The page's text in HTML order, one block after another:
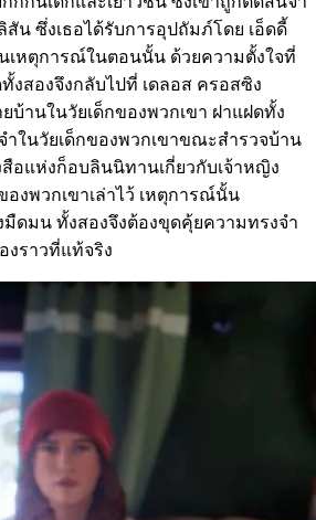
น ซึ่งเธอได้รับการอุปถัมภ์โดย เอ็ดดี้
เหตุการณ์ในตอนนั้น ด้วยความตั้งใจที่
งสองจึงกลับไปที่ เดลอส ครอสซิง
ยบ้านในวัยเด็กของพวกเขา ฝาแฝดทั้ง
ำในวัยเด็กของพวกเขาขณะสำรวจบ้าน
สือแห่งก็อบลินนิทานเกี่ยวกับเจ้าหญิง
งพวกเขาเล่าไว้ เหตุการณ์นั้น
มืดมน ทั้งสองจึงต้องขุดคุ้ยความทรงจำ
งราวที่แท้จริง